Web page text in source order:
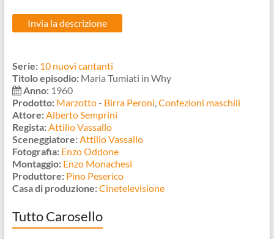
Serie: 10 nuovi cantanti
Titolo episodio:Maria Tumiati in Why
Anno:1960
Prodotto: Marzotto- Birra Peroni,Confezioni maschili
Attore:Alberto Semprini
Regista:Attilio Vassallo
Sceneggiatore:Attilio Vassallo
Fotografia: Enzo Oddone
Montaggio: Enzo Monachesi
Produttore: Pino Peserico
Casa di produzione:Cinetelevisione
Tutto Carosello